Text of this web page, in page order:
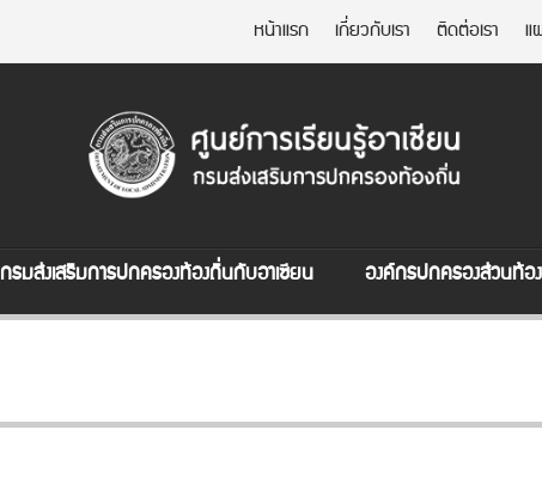
หน้าแรก เกี่ยวกับเรา ติดต่อเรา แ
กรมส่งเสริมการปกครองท้องถิ่นกับอาเซียน องค์กรปกครองส่วนท้อ